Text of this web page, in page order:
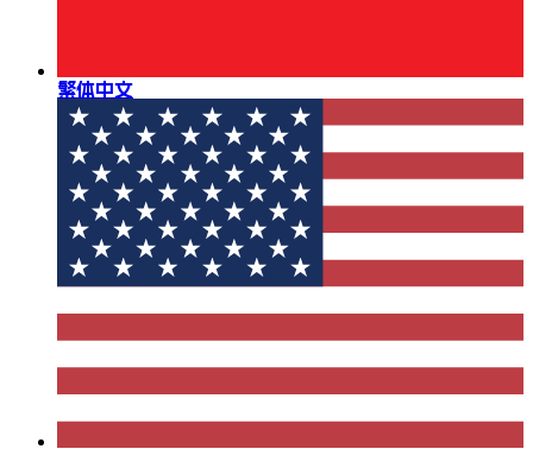
繁体中文